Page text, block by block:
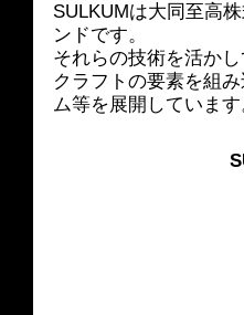
SULKUMは大同至高
ンドです。
それらの技術を活か
クラフトの要素を組
ム等を展開しています